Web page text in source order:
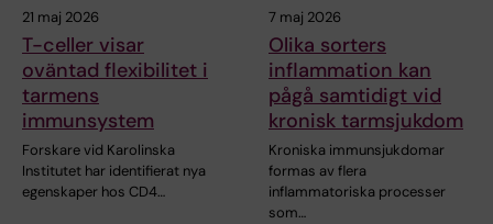
21 maj 2026
T-celler visar
oväntad flexibilitet i
tarmens
immunsystem
Forskare vid Karolinska
Institutet har identifierat nya
egenskaper hos CD4…
7 maj 2026
Olika sorters
inflammation kan
pågå samtidigt vid
kronisk tarmsjukdom
Kroniska immunsjukdomar
formas av flera
inflammatoriska processer
som…